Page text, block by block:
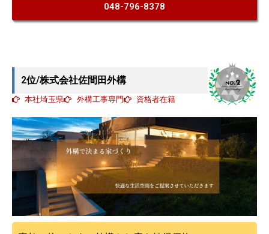
048-796-8378
2位/株式会社佐間田外構
本社埼玉県 外構工事専門 資格者在籍